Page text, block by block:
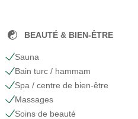
BEAUTÉ & BIEN-ÊTRE
Sauna
Bain turc / hammam
Spa / centre de bien-être
Massages
Soins de beauté